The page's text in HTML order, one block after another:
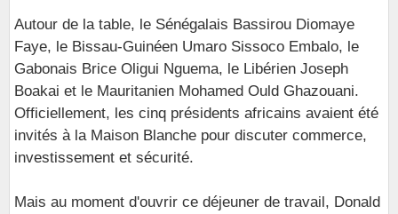
Autour de la table, le Sénégalais Bassirou Diomaye
Faye, le Bissau-Guinéen Umaro Sissoco Embalo, le
Gabonais Brice Oligui Nguema, le Libérien Joseph
Boakai et le Mauritanien Mohamed Ould Ghazouani.
Officiellement, les cinq présidents africains avaient été
invités à la Maison Blanche pour discuter commerce,
investissement et sécurité.
Mais au moment d'ouvrir ce déjeuner de travail, Donald